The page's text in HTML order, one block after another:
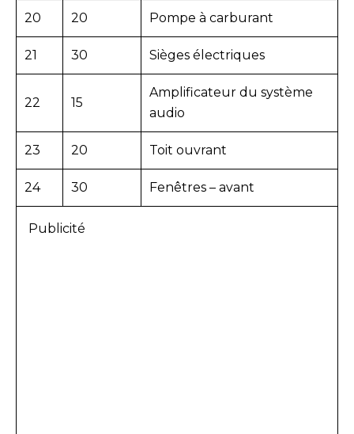
20 20 Pompe à carburant
21 30 Sièges électriques
22 15
Amplificateur du système
audio
23 20 Toit ouvrant
24 30 Fenêtres – avant
Publicité